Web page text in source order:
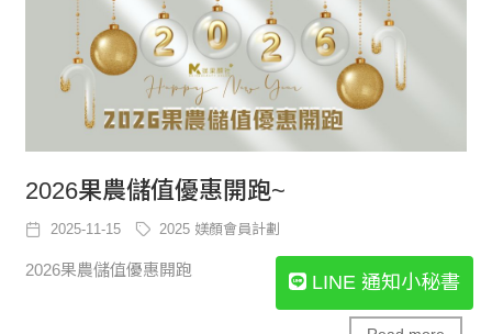
LINE 通知小秘書
2026果農儲值優惠開跑~
2025-11-15 2025 媄顏會員計劃
2026果農儲值優惠開跑